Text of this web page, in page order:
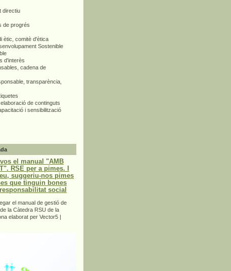
directiu
de progrés
ètic, comitè d'ètica
Sostenible
d'interès
cadena de
transparència,
de continguts
i sensibilització
el manual "AMB
RSE per a pimes. I
suggeriu-nos pimes
que tinguin bones
social
el manual de gestió de
la Càtedra RSU de la
elaborat per Vector5 |